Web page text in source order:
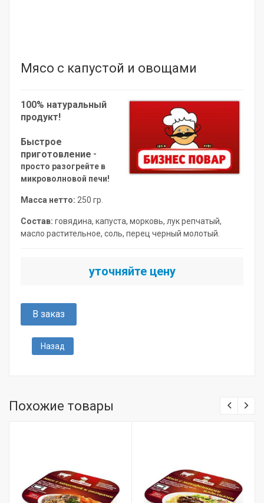
Мясо с капустой и овощами
100% натуральный
продукт!
Быстрое
приготовление -
просто разогрейте в
микроволновой печи!
Масса нетто: 250 гр.
Состав: говядина, капуста, морковь, лук репчатый,
масло растительное, соль, перец черный молотый.
уточняйте цену
В заказ
Назад
Похожие товары